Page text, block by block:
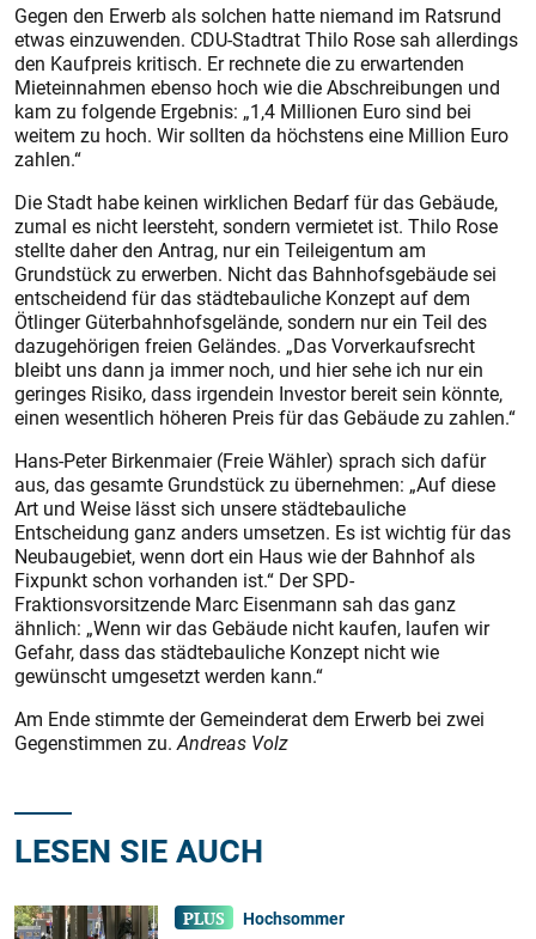
Gegen den Erwerb als solchen hatte niemand im Ratsrund
etwas einzuwenden. CDU-Stadtrat Thilo Rose sah allerdings
den Kaufpreis kritisch. Er rechnete die zu erwartenden
Mieteinnahmen ebenso hoch wie die Abschreibungen und
kam zu folgende Ergebnis: „1,4 Millionen Euro sind bei
weitem zu hoch. Wir sollten da höchstens eine Million Euro
zahlen.“
Die Stadt habe keinen wirklichen Bedarf für das Gebäude,
zumal es nicht leersteht, sondern vermietet ist. Thilo Rose
stellte daher den Antrag, nur ein Teileigentum am
Grundstück zu erwerben. Nicht das Bahnhofsgebäude sei
entscheidend für das städtebauliche Konzept auf dem
Ötlinger Güterbahnhofsgelände, sondern nur ein Teil des
dazugehörigen freien Geländes. „Das Vorverkaufsrecht
bleibt uns dann ja immer noch, und hier sehe ich nur ein
geringes Risiko, dass irgendein Investor bereit sein könnte,
einen wesentlich höheren Preis für das Gebäude zu zahlen.“
Hans-Peter Birkenmaier (Freie Wähler) sprach sich dafür
aus, das gesamte Grundstück zu übernehmen: „Auf diese
Art und Weise lässt sich unsere städtebauliche
Entscheidung ganz anders umsetzen. Es ist wichtig für das
Neubaugebiet, wenn dort ein Haus wie der Bahnhof als
Fixpunkt schon vorhanden ist.“ Der SPD-
Fraktionsvorsitzende Marc Eisenmann sah das ganz
ähnlich: „Wenn wir das Gebäude nicht kaufen, laufen wir
Gefahr, dass das städtebauliche Konzept nicht wie
gewünscht umgesetzt werden kann.“
Am Ende stimmte der Gemeinderat dem Erwerb bei zwei
Gegenstimmen zu.Andreas Volz
LESEN SIE AUCH
Hochsommer